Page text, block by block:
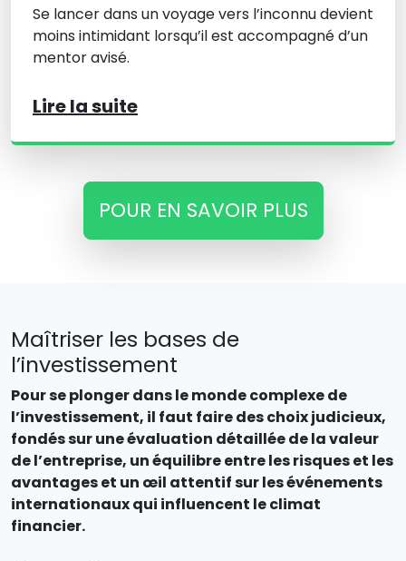
Se lancer dans un voyage vers l’inconnu devient
moins intimidant lorsqu’il est accompagné d’un
mentor avisé.
Lire la suite
POUR EN SAVOIR PLUS
Maîtriser les bases de
l’investissement
Pour se plonger dans le monde complexe de
l’investissement, il faut faire des choix judicieux,
fondés sur une évaluation détaillée de la valeur
de l’entreprise, un équilibre entre les risques et les
avantages et un œil attentif sur les événements
internationaux qui influencent le climat
financier.